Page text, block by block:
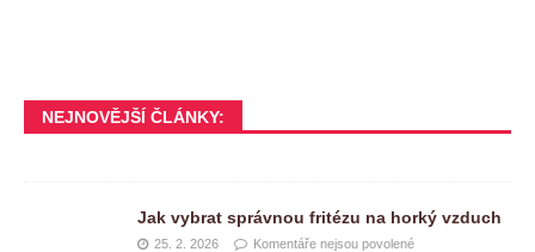
NEJNOVĚJŠÍ ČLÁNKY:
Jak vybrat správnou fritézu na horký vzduch
25. 2. 2026 Komentáře nejsou povolené